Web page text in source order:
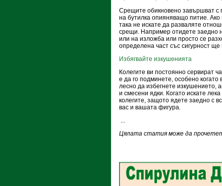
Срещите обикновено завършват с
на бутилка опияняващо питие.
така не искате да разваляте
срещи. Например отидете заедно
или на изложба или просто се
определена част със сигурност
Избягвайте изкушенията
Колегите ви постоянно сервират
е да го подминете, особено
лесно да избегнете изкушението,
и смесени ядки. Когато искате
колегите, защото ядете заедно с
вас и вашата фигура.
...
Цялата статия може да